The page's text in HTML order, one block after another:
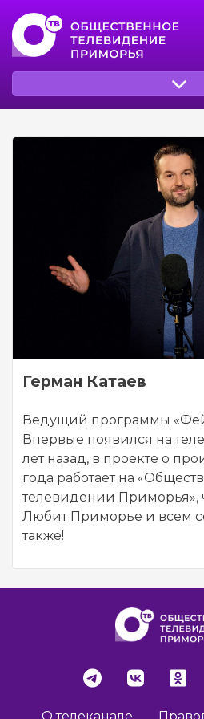
Герман Катаев
Ведущий программы
Впервые появился на
лет назад, в проекте о
года работает на
телевидении Приморья»,
Любит Приморье и всем
также!
О телеканале